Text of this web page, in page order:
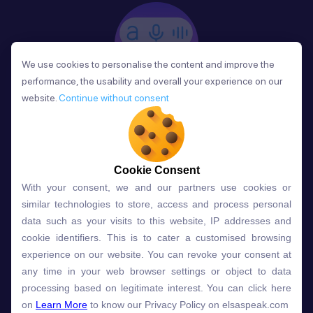
Phản Hồi
Sau mỗi bài học, người học nhận phản hồi về phát
âm và ngữ pháp ngay lập tức, giúp cải thiện kỹ năng
và tiến bộ nhanh chóng.
Lựa chọn gói học ELSA dành
cho bạn
We use cookies to personalise the content and improve the
performance, the usability and overall your experience on our
website. Continue without consent
Cookie Consent
With your consent, we and our partners use cookies or
similar technologies to store, access and process personal
data such as your visits to this website, IP addresses and
cookie identifiers. This is to cater a customised browsing
experience on our website. You can revoke your consent at
any time in your web browser settings or object to data
processing based on legitimate interest. You can click here
on Learn More to know our Privacy Policy on elsaspeak.com
We use cookies to personalise the content and improve the
performance, the usability and overall your experience on our
website. Continue without consent
Cookie Consent
With your consent, we and our partners use cookies or
similar technologies to store, access and process personal
data such as your visits to this website, IP addresses and
cookie identifiers. This is to cater a customised browsing
experience on our website. You can revoke your consent at
any time in your web browser settings or object to data
processing based on legitimate interest. You can click here
on Learn More to know our Privacy Policy on elsaspeak.com